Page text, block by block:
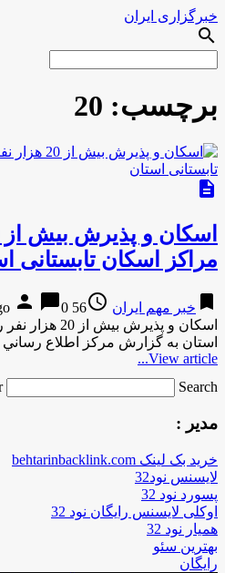
خبرگزاری ایران
search
برچسب: 20
description
مراکز اسکان تابستانی
bookmark خبر مهم ایران access_time
56 years ago
person chat_bubble0
اسكان و پذيرش
استان به گزارش مركز اطلاع
View article...
Search …
مدیر :
خرید بک لینک behtarinbacklink.com
لایسنس نود32
پسورد نود 32
اوکلی لایسنس رایگان نود 32
همیار نود 32
بهترین سئو
رایگان